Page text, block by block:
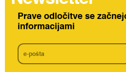
Prave odločitve se
informacijami